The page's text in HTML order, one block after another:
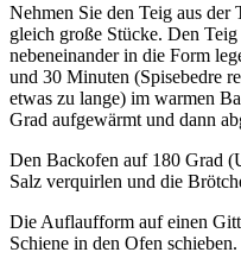
Nehmen Sie den Teig aus der
gleich große Stücke. Den
nebeneinander in die Form
und 30 Minuten (Spisebedre
etwas zu lange) im warmen
Grad aufgewärmt und dann
Den Backofen auf 180 Grad
Salz verquirlen und die
Die Auflaufform auf einen
Schiene in den Ofen schieben.